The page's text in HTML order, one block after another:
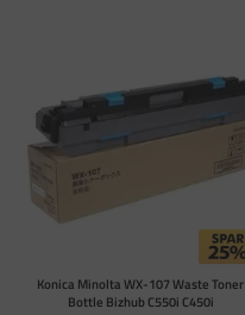
Konica Minolta WX-107 Waste Toner
Bottle Bizhub C550i C450i